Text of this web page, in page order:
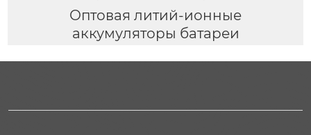
Оптовая литий-ионные
аккумуляторы батареи